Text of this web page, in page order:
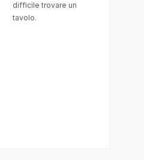
difficile trovare un
tavolo.